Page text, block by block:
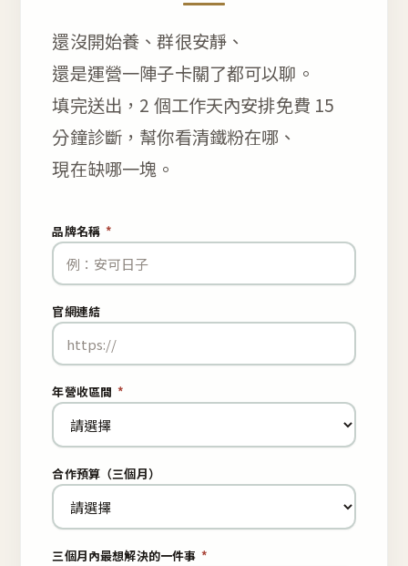
還沒開始養、群很安靜、
還是運營一陣子卡關了都可以聊。
填完送出，2 個工作天內安排免費 15
分鐘診斷，幫你看清鐵粉在哪、
現在缺哪一塊。
品牌名稱 *
官網連結
年營收區間 *
合作預算（三個月）
三個月內最想解決的一件事 *